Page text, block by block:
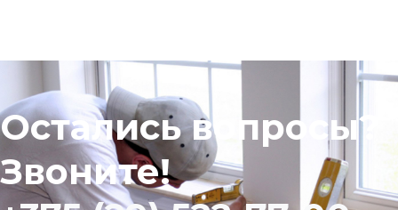
Остались вопросы?
Звоните!